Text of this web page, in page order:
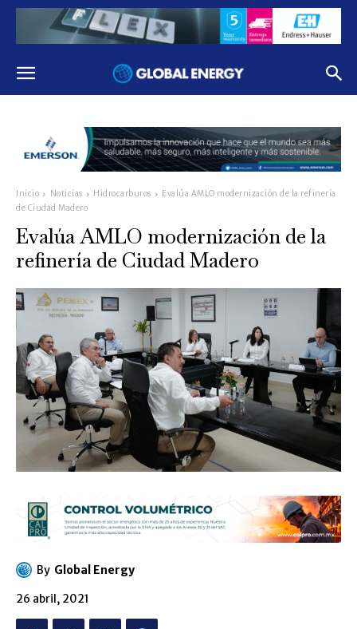
Inicio Noticias Hidrocarburos
Evalúa AMLO modernización de la refinería
de Ciudad Madero
Evalúa AMLO modernización de la
refinería de Ciudad Madero
By Global Energy
26 abril, 2021